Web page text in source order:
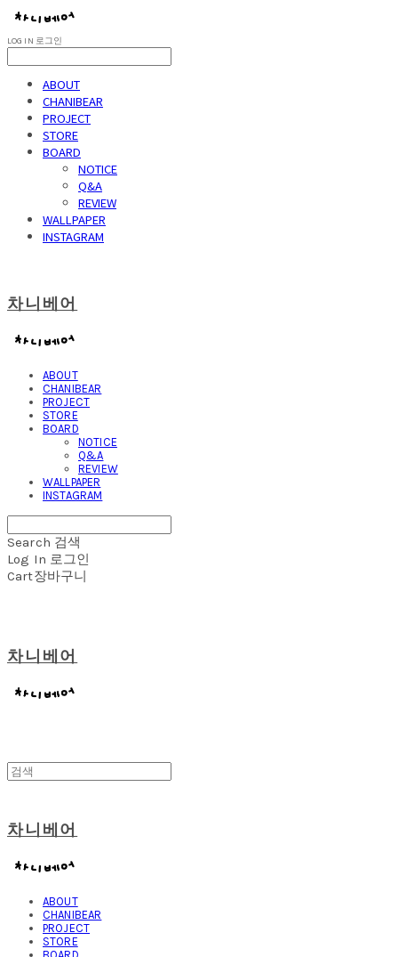
LOG IN 로그인
ABOUT
CHANIBEAR
PROJECT
STORE
BOARD
NOTICE
Q&A
REVIEW
WALLPAPER
INSTAGRAM
차니베어
ABOUT
CHANIBEAR
PROJECT
STORE
BOARD
NOTICE
Q&A
REVIEW
WALLPAPER
INSTAGRAM
Search 검색
Log In 로그인
Cart장바구니
차니베어
차니베어
ABOUT
CHANIBEAR
PROJECT
STORE